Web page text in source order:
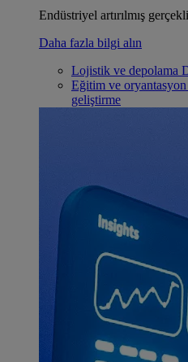
Endüstriyel artırılmış
Daha fazla bilgi alın
Lojistik ve depolama
Eğitim ve oryantasyon
geliştirme